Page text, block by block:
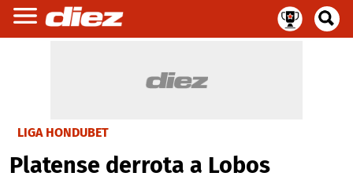
LIGA HONDUBET
Platense derrota a Lobos